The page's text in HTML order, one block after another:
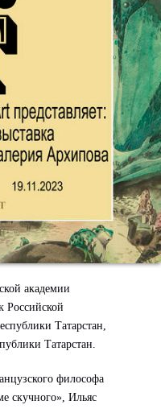
академии
Российской
Татарстан,
Татарстан.
философа
скучного», Ильяс